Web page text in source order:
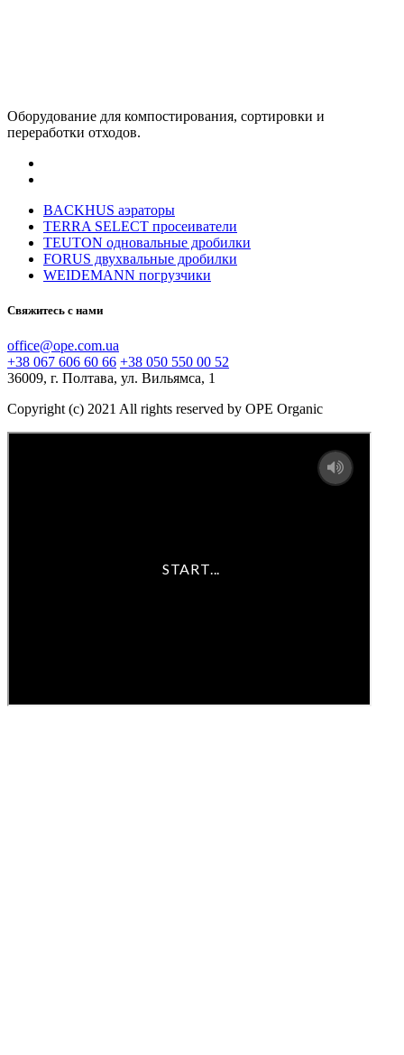
Оборудование для компостирования, сортировки и
переработки отходов.
BACKHUS аэраторы
TERRA SELECT просеиватели
TEUTON одновальные дробилки
FORUS двухвальные дробилки
WEIDEMANN погрузчики
Свяжитесь с нами
office@ope.com.ua
+38 067 606 60 66 +38 050 550 00 52
36009, г. Полтава, ул. Вильямса, 1
Copyright (c) 2021 All rights reserved by OPE Organic